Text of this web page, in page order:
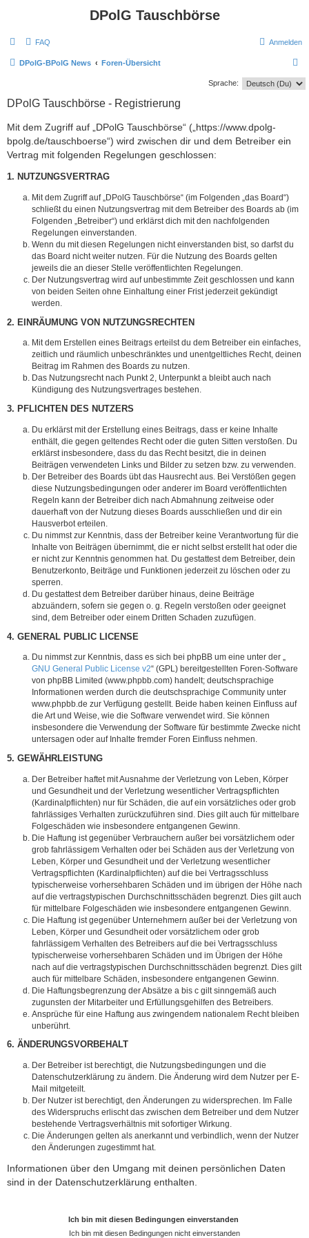
DPolG Tauschbörse
FAQ Anmelden
DPolG-BPolG News Foren-Übersicht
u
Sprache:
DPolG Tauschbörse - Registrierung
Mit dem Zugriff auf „DPolG Tauschbörse“ („https://www.dpolg-
bpolg.de/tauschboerse“) wird zwischen dir und dem Betreiber ein
Vertrag mit folgenden Regelungen geschlossen:
1. NUTZUNGSVERTRAG
Mit dem Zugriff auf „DPolG Tauschbörse“ (im Folgenden „das Board“)
schließt du einen Nutzungsvertrag mit dem Betreiber des Boards ab (im
Folgenden „Betreiber“) und erklärst dich mit den nachfolgenden
Regelungen einverstanden.
Wenn du mit diesen Regelungen nicht einverstanden bist, so darfst du
das Board nicht weiter nutzen. Für die Nutzung des Boards gelten
jeweils die an dieser Stelle veröffentlichten Regelungen.
Der Nutzungsvertrag wird auf unbestimmte Zeit geschlossen und kann
von beiden Seiten ohne Einhaltung einer Frist jederzeit gekündigt
werden.
2. EINRÄUMUNG VON NUTZUNGSRECHTEN
Mit dem Erstellen eines Beitrags erteilst du dem Betreiber ein einfaches,
zeitlich und räumlich unbeschränktes und unentgeltliches Recht, deinen
Beitrag im Rahmen des Boards zu nutzen.
Das Nutzungsrecht nach Punkt 2, Unterpunkt a bleibt auch nach
Kündigung des Nutzungsvertrages bestehen.
3. PFLICHTEN DES NUTZERS
Du erklärst mit der Erstellung eines Beitrags, dass er keine Inhalte
enthält, die gegen geltendes Recht oder die guten Sitten verstoßen. Du
erklärst insbesondere, dass du das Recht besitzt, die in deinen
Beiträgen verwendeten Links und Bilder zu setzen bzw. zu verwenden.
Der Betreiber des Boards übt das Hausrecht aus. Bei Verstößen gegen
diese Nutzungsbedingungen oder anderer im Board veröffentlichten
Regeln kann der Betreiber dich nach Abmahnung zeitweise oder
dauerhaft von der Nutzung dieses Boards ausschließen und dir ein
Hausverbot erteilen.
Du nimmst zur Kenntnis, dass der Betreiber keine Verantwortung für die
Inhalte von Beiträgen übernimmt, die er nicht selbst erstellt hat oder die
er nicht zur Kenntnis genommen hat. Du gestattest dem Betreiber, dein
Benutzerkonto, Beiträge und Funktionen jederzeit zu löschen oder zu
sperren.
Du gestattest dem Betreiber darüber hinaus, deine Beiträge
abzuändern, sofern sie gegen o. g. Regeln verstoßen oder geeignet
sind, dem Betreiber oder einem Dritten Schaden zuzufügen.
4. GENERAL PUBLIC LICENSE
Du nimmst zur Kenntnis, dass es sich bei phpBB um eine unter der „
GNU General Public License v2“ (GPL) bereitgestellten Foren-Software
von phpBB Limited (www.phpbb.com) handelt; deutschsprachige
Informationen werden durch die deutschsprachige Community unter
www.phpbb.de zur Verfügung gestellt. Beide haben keinen Einfluss auf
die Art und Weise, wie die Software verwendet wird. Sie können
insbesondere die Verwendung der Software für bestimmte Zwecke nicht
untersagen oder auf Inhalte fremder Foren Einfluss nehmen.
5. GEWÄHRLEISTUNG
Der Betreiber haftet mit Ausnahme der Verletzung von Leben, Körper
und Gesundheit und der Verletzung wesentlicher Vertragspflichten
(Kardinalpflichten) nur für Schäden, die auf ein vorsätzliches oder grob
fahrlässiges Verhalten zurückzuführen sind. Dies gilt auch für mittelbare
Folgeschäden wie insbesondere entgangenen Gewinn.
Die Haftung ist gegenüber Verbrauchern außer bei vorsätzlichem oder
grob fahrlässigem Verhalten oder bei Schäden aus der Verletzung von
Leben, Körper und Gesundheit und der Verletzung wesentlicher
Vertragspflichten (Kardinalpflichten) auf die bei Vertragsschluss
typischerweise vorhersehbaren Schäden und im übrigen der Höhe nach
auf die vertragstypischen Durchschnittsschäden begrenzt. Dies gilt auch
für mittelbare Folgeschäden wie insbesondere entgangenen Gewinn.
Die Haftung ist gegenüber Unternehmern außer bei der Verletzung von
Leben, Körper und Gesundheit oder vorsätzlichem oder grob
fahrlässigem Verhalten des Betreibers auf die bei Vertragsschluss
typischerweise vorhersehbaren Schäden und im Übrigen der Höhe
nach auf die vertragstypischen Durchschnittsschäden begrenzt. Dies gilt
auch für mittelbare Schäden, insbesondere entgangenen Gewinn.
Die Haftungsbegrenzung der Absätze a bis c gilt sinngemäß auch
zugunsten der Mitarbeiter und Erfüllungsgehilfen des Betreibers.
Ansprüche für eine Haftung aus zwingendem nationalem Recht bleiben
unberührt.
6. ÄNDERUNGSVORBEHALT
Der Betreiber ist berechtigt, die Nutzungsbedingungen und die
Datenschutzerklärung zu ändern. Die Änderung wird dem Nutzer per E-
Mail mitgeteilt.
Der Nutzer ist berechtigt, den Änderungen zu widersprechen. Im Falle
des Widerspruchs erlischt das zwischen dem Betreiber und dem Nutzer
bestehende Vertragsverhältnis mit sofortiger Wirkung.
Die Änderungen gelten als anerkannt und verbindlich, wenn der Nutzer
den Änderungen zugestimmt hat.
Informationen über den Umgang mit deinen persönlichen Daten
sind in der Datenschutzerklärung enthalten.